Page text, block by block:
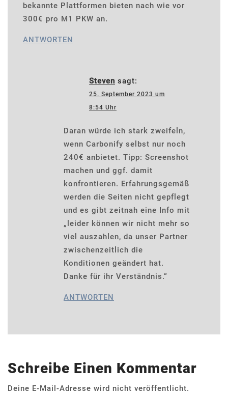
bekannte Plattformen bieten nach wie vor
300€ pro M1 PKW an.
ANTWORTEN
Steven sagt:
25. September 2023 um
8:54 Uhr
Daran würde ich stark zweifeln,
wenn Carbonify selbst nur noch
240€ anbietet. Tipp: Screenshot
machen und ggf. damit
konfrontieren. Erfahrungsgemäß
werden die Seiten nicht gepflegt
und es gibt zeitnah eine Info mit
„leider können wir nicht mehr so
viel auszahlen, da unser Partner
zwischenzeitlich die
Konditionen geändert hat.
Danke für ihr Verständnis.“
ANTWORTEN
Schreibe Einen Kommentar
Deine E-Mail-Adresse wird nicht veröffentlicht.